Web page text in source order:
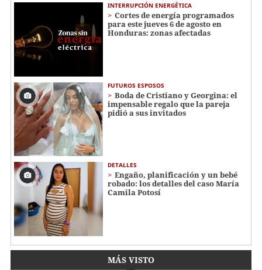
INTERRUPCIÓN ENERGÉTICA
Cortes de energía programados
para este jueves 6 de agosto en
Honduras: zonas afectadas
FUTUROS ESPOSOS
Boda de Cristiano y Georgina: el
impensable regalo que la pareja
pidió a sus invitados
DETALLES
Engaño, planificación y un bebé
robado: los detalles del caso María
Camila Potosí
MÁS VISTO